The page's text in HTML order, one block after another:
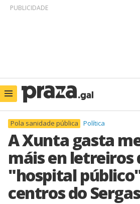
PUBLICIDADE
Pola sanidade pública Política
A Xunta gasta
máis en letreiros
"hospital
centros do Sergas